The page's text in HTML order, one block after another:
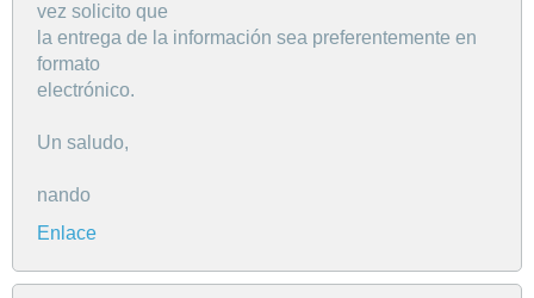
vez solicito que
la entrega de la información sea preferentemente en
formato
electrónico.
Un saludo,
nando
Enlace